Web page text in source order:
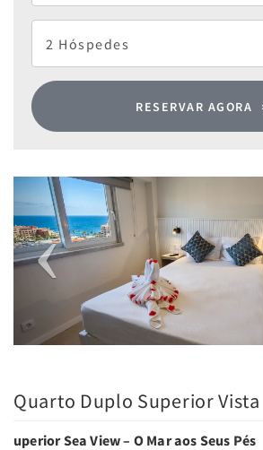
RESERVAR AGORA
Previous
Quarto Duplo Superior
uperior Sea View – O Mar aos Seus Pés